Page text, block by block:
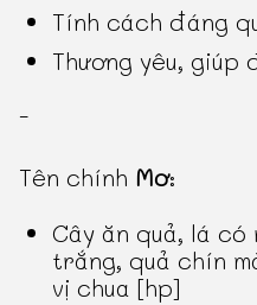
Tính cách đáng
Thương yêu,
-
Tên chính Mơ:
Cây ăn quả, lá có
trắng, quả chín
vị chua [hp]